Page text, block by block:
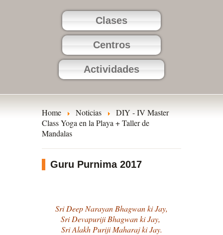
Clases
Centros
Actividades
Home Noticias
DIY - IV Master
Class Yoga en la Playa + Taller de
Mandalas
Guru Purnima 2017
Sri Deep Narayan Bhagwan ki Jay,
Sri Devapuriji Bhagwan ki Jay,
Sri Alakh Puriji Maharaj ki Jay.